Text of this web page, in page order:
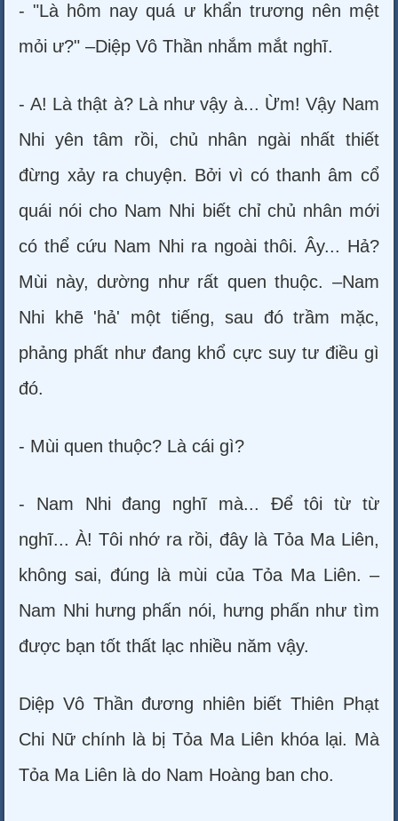
- "Là hôm nay quá ư khẩn trương nên mệt
mỏi ư?" –Diệp Vô Thần nhắm mắt nghĩ.
- A! Là thật à? Là như vậy à... Ừm! Vậy Nam
Nhi yên tâm rồi, chủ nhân ngài nhất thiết
đừng xảy ra chuyện. Bởi vì có thanh âm cổ
quái nói cho Nam Nhi biết chỉ chủ nhân mới
có thể cứu Nam Nhi ra ngoài thôi. Ây... Hả?
Mùi này, dường như rất quen thuộc. –Nam
Nhi khẽ 'hả' một tiếng, sau đó trầm mặc,
phảng phất như đang khổ cực suy tư điều gì
đó.
- Mùi quen thuộc? Là cái gì?
- Nam Nhi đang nghĩ mà... Để tôi từ từ
nghĩ... À! Tôi nhớ ra rồi, đây là Tỏa Ma Liên,
không sai, đúng là mùi của Tỏa Ma Liên. –
Nam Nhi hưng phấn nói, hưng phấn như tìm
được bạn tốt thất lạc nhiều năm vậy.
Diệp Vô Thần đương nhiên biết Thiên Phạt
Chi Nữ chính là bị Tỏa Ma Liên khóa lại. Mà
Tỏa Ma Liên là do Nam Hoàng ban cho.